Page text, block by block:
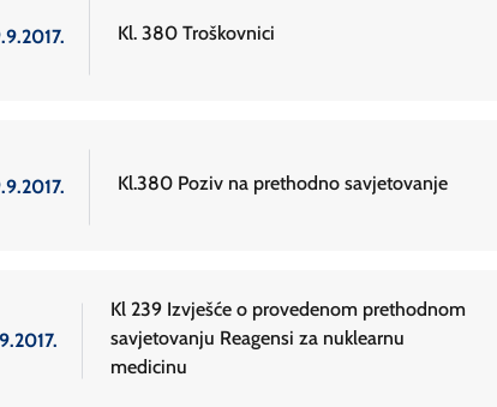
Kl. 380 Troškovnici
Kl.380 Poziv na prethodno savjetovanje
Kl 239 Izvješće o provedenom prethodnom
savjetovanju Reagensi za nuklearnu
medicinu